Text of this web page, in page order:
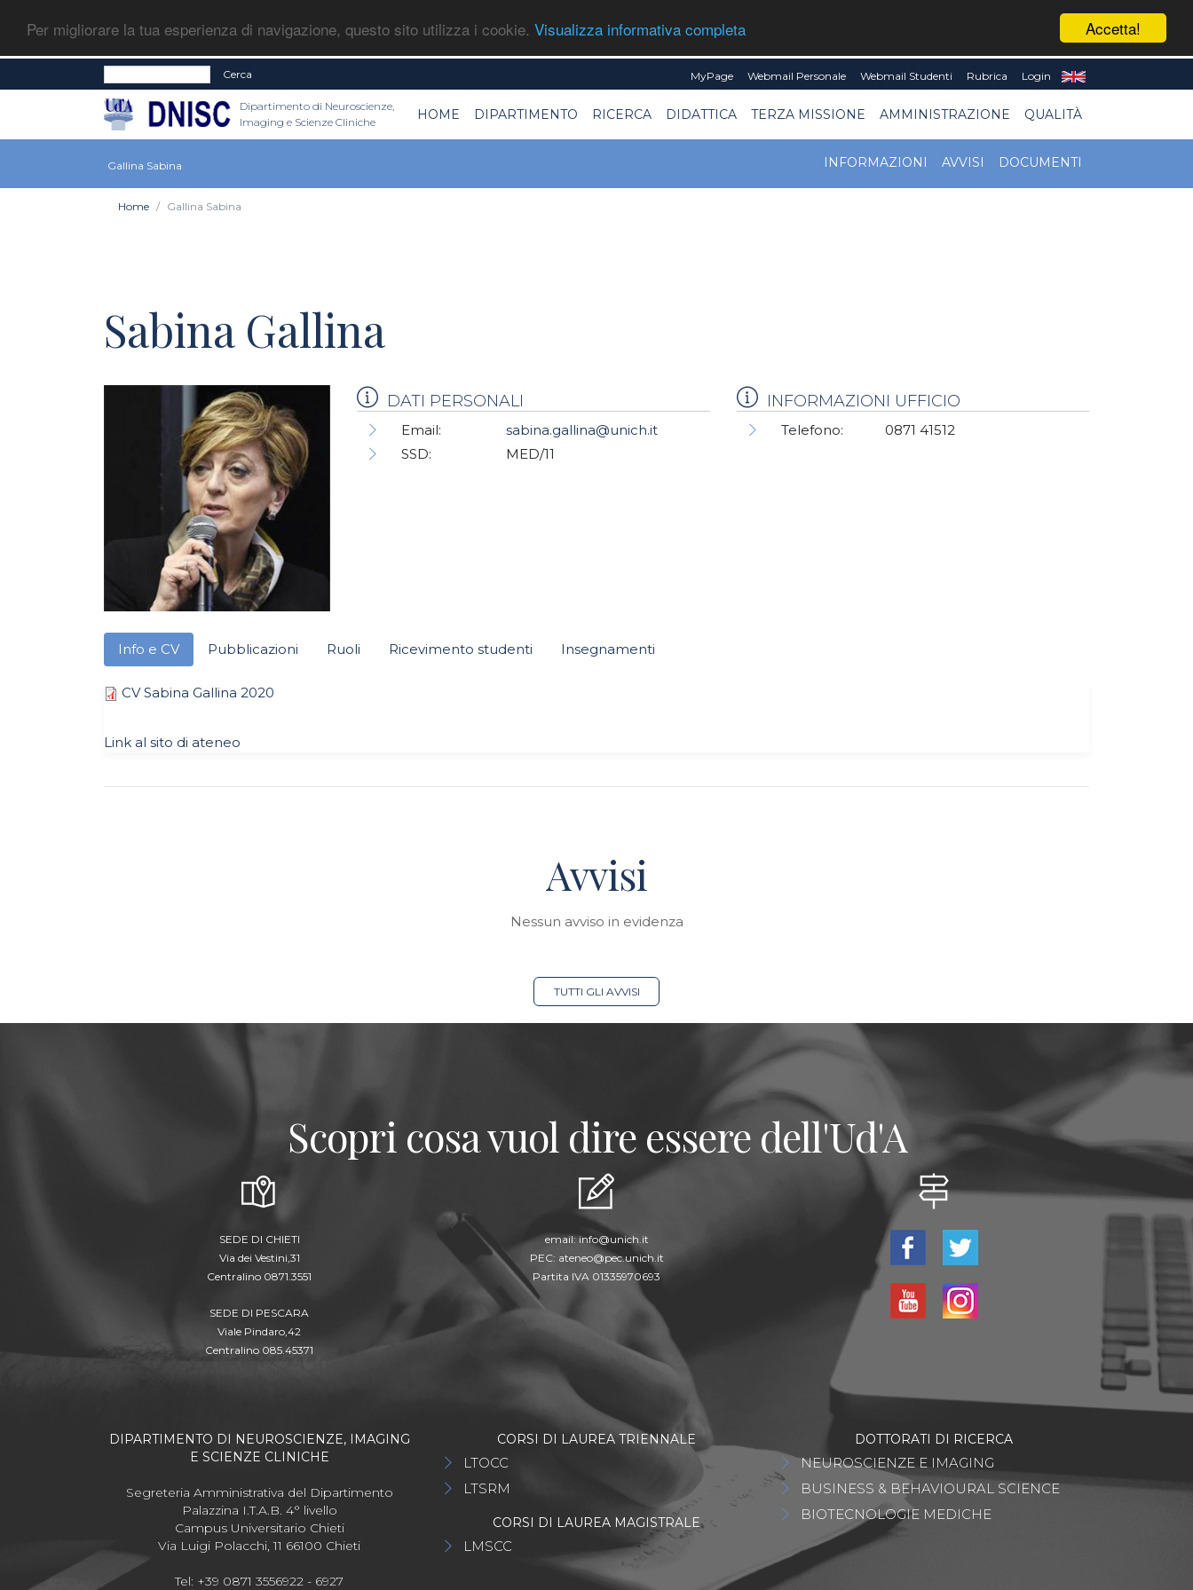
Accetta!
Per migliorare la tua esperienza di navigazione, questo sito utilizza i cookie. Visualizza informativa completa
Cerca MyPage Webmail Personale Webmail Studenti Rubrica Login
Dipartimento di Neuroscienze,
Imaging e Scienze Cliniche
HOME DIPARTIMENTO RICERCA DIDATTICA TERZA MISSIONE AMMINISTRAZIONE QUALITÀ
Gallina Sabina INFORMAZIONI AVVISI DOCUMENTI
Home Gallina Sabina
Sabina Gallina
DATI PERSONALI
Email:
sabina.gallina@unich.it
SSD:
MED/11
INFORMAZIONI UFFICIO
Telefono: 0871 41512
Info e CV Pubblicazioni Ruoli Ricevimento studenti Insegnamenti
CV Sabina Gallina 2020
Link al sito di ateneo
Avvisi
Nessun avviso in evidenza
TUTTI GLI AVVISI
Scopri cosa vuol dire essere dell'Ud'A
SEDE DI CHIETI
Via dei Vestini,31
Centralino 0871.3551
SEDE DI PESCARA
Viale Pindaro,42
Centralino 085.45371
email:info@unich.it
PEC: ateneo@pec.unich.it
Partita IVA 01335970693
DIPARTIMENTO DI NEUROSCIENZE, IMAGING
E SCIENZE CLINICHE
Segreteria Amministrativa del Dipartimento
Palazzina I.T.A.B. 4° livello
Campus Universitario Chieti
Via Luigi Polacchi, 11 66100 Chieti
Tel: +39 0871 3556922 - 6927
CORSI DI LAUREA TRIENNALE
LTOCC
LTSRM
CORSI DI LAUREA MAGISTRALE
LMSCC
DOTTORATI DI RICERCA
NEUROSCIENZE E IMAGING
BUSINESS & BEHAVIOURAL SCIENCE
BIOTECNOLOGIE MEDICHE